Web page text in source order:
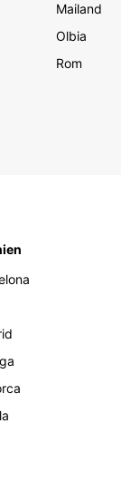
Mailand
Olbia
Rom